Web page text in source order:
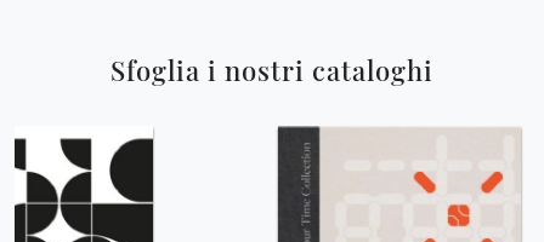
Sfoglia i nostri cataloghi